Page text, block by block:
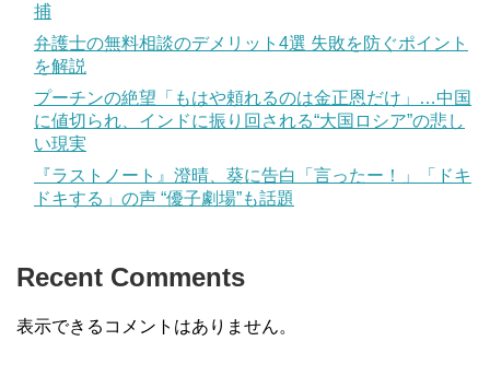
捕
弁護士の無料相談のデメリット4選 失敗を防ぐポイント
を解説
プーチンの絶望「もはや頼れるのは金正恩だけ」…中国
に値切られ、インドに振り回される“大国ロシア”の悲し
い現実
『ラストノート』澄晴、葵に告白「言ったー！」「ドキ
ドキする」の声 “優子劇場”も話題
Recent Comments
表示できるコメントはありません。